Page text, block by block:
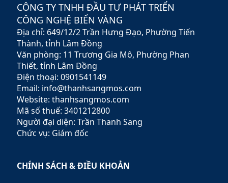
Rubypeace không chỉ cung
cấp các sản phẩm đa dạng
mà còn mang đến các dịch
vụ tư vấn chuyên nghiệp,
giúp khách hàng tối ưu hóa
lợi nhuận và giảm thiểu rủi
ro.
CÔNG TY TNHH ĐẦU TƯ PHÁT TRIỂN
CÔNG NGHỆ BIỂN VÀNG
Địa chỉ: 649/12/2 Trần Hưng Đạo, Phường Tiến
Thành, tỉnh Lâm Đồng
Văn phòng: 11 Trương Gia Mô, Phường Phan
Thiết, tỉnh Lâm Đồng
Điện thoại: 0901541149
Email: info@thanhsangmos.com
Website: thanhsangmos.com
Mã số thuế: 3401212800
Người đại diện: Trần Thanh Sang
Chức vụ: Giám đốc
CHÍNH SÁCH & ĐIỀU KHOẢN